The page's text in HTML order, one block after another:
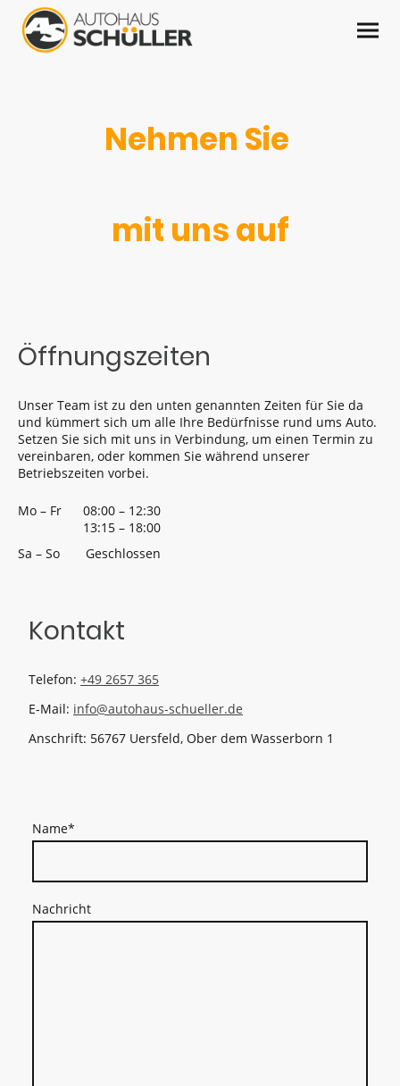
Nehmen Sie
mit uns auf
Öffnungszeiten
Unser Team ist zu den unten genannten Zeiten für Sie da
und kümmert sich um alle Ihre Bedürfnisse rund ums Auto.
Setzen Sie sich mit uns in Verbindung, um einen Termin zu
vereinbaren, oder kommen Sie während unserer
Betriebszeiten vorbei.
Mo – Fr 08:00 – 12:30
13:15 – 18:00
Sa – So Geschlossen
Kontakt
Telefon: +49 2657 365
E-Mail: info@autohaus-schueller.de
Anschrift: 56767 Uersfeld, Ober dem Wasserborn 1
Name*
Nachricht